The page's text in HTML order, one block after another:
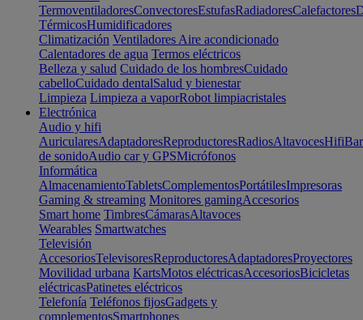
TermoventiladoresConvectoresEstufasRadiadoresCalefactores
TérmicosHumidificadores
Climatización Ventiladores Aire acondicionado
Calentadores de agua Termos eléctricos
Belleza y salud Cuidado de los hombresCuidado
cabelloCuidado dentalSalud y bienestar
Limpieza Limpieza a vaporRobot limpiacristales
Electrónica
Audio y hifi
AuricularesAdaptadoresReproductoresRadiosAltavocesHifi
de sonidoAudio car y GPSMicrófonos
Informática
AlmacenamientoTabletsComplementosPortátilesImpresoras
Gaming & streaming Monitores gamingAccesorios
Smart home TimbresCámarasAltavoces
Wearables Smartwatches
Televisión
AccesoriosTelevisoresReproductoresAdaptadoresProyectores
Movilidad urbana KartsMotos eléctricasAccesoriosBicicletas
eléctricasPatinetes eléctricos
Telefonía Teléfonos fijosGadgets y
complementosSmartphones